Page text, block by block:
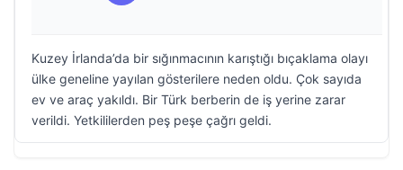
Kuzey İrlanda’da bir sığınmacının karıştığı bıçaklama olayı
ülke geneline yayılan gösterilere neden oldu. Çok sayıda
ev ve araç yakıldı. Bir Türk berberin de iş yerine zarar
verildi. Yetkililerden peş peşe çağrı geldi.